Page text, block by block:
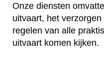
Onze diensten
uitvaart, het
regelen van alle
uitvaart komen kijken.